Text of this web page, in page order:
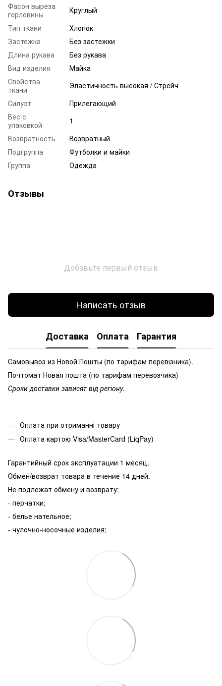
Фасон выреза
горловины
Круглый
Тип ткани
Хлопок
Застежка
Без застежки
Длина рукава
Без рукава
Вид изделия
Майка
Свойства
ткани
Эластичность высокая / Стрейч
Силуэт
Прилегающий
Вес с
упаковкой
1
Возвратность
Возвратный
Подгруппа
Футболки и майки
Группа
Одежда
Отзывы
Добавьте первый отзыв
Написать отзыв
Доставка Оплата Гарантия
Самовывоз из Новой Пошты (по тарифам перевізника).
Почтомат Новая пошта (по тарифам перевозчика)
Сроки доставки зависят від регіону.
Оплата при отриманні товару
Оплата картою Visa/MasterCard (LiqPay)
Гарантийный срок эксплуатации 1 месяц.
Обмен/возврат товара в течение 14 дней.
Не подлежат обмену и возврату:
- перчатки;
- белье нательное;
- чулочно-носочные изделия;